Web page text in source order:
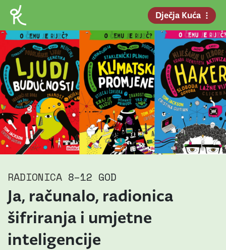
Dječja Kuća
RADIONICA 8–12 GOD
Ja, računalo, radionica
šifriranja i umjetne
inteligencije